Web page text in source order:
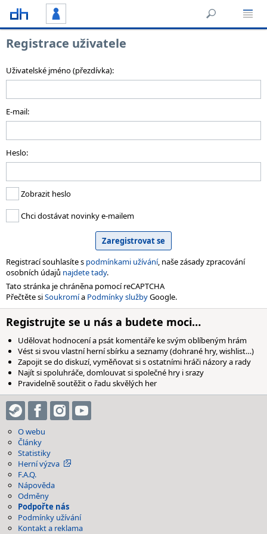
Registrace uživatele
Uživatelské jméno (přezdívka):
E-mail:
Heslo:
Zobrazit heslo
Chci dostávat novinky e-mailem
Registrací souhlasíte s podmínkami užívání, naše zásady zpracování
osobních údajů najdete tady.
Tato stránka je chráněna pomocí reCAPTCHA
Přečtěte siSoukromía Podmínky službyGoogle.
Registrujte se u nás a budete moci…
Udělovat hodnocení a psát komentáře ke svým oblíbeným hrám
Vést si svou vlastní herní sbírku a seznamy (dohrané hry, wishlist…)
Zapojit se do diskuzí, vyměňovat si s ostatními hráči názory a rady
Najít si spoluhráče, domlouvat si společné hry i srazy
Pravidelně soutěžit o řadu skvělých her
O webu
Články
Statistiky
Herní výzva
F.A.Q.
Nápověda
Odměny
Podpořte nás
Podmínky užívání
Kontakt a reklama